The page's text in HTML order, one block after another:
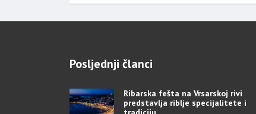
Posljednji članci
Ribarska fešta na Vrsarskoj rivi
predstavlja riblje specijalitete i